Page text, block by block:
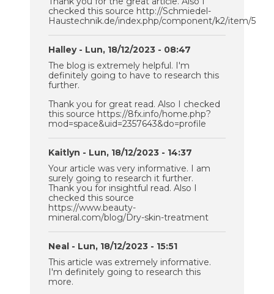
checked this source http://Schmiedel-
Haustechnik.de/index.php/component/k2/item/5
Halley- Lun, 18/12/2023 - 08:47
The blog is extremely helpful. I'm
definitely going to have to research this
further.
Thank you for great read. Also I checked
this source https://8fx.info/home.php?
mod=space&uid=2357643&do=profile
Kaitlyn - Lun, 18/12/2023 - 14:37
Your article was very informative. I am
surely going to research it further.
Thank you for insightful read. Also I
checked this source
https://www.beauty-
mineral.com/blog/Dry-skin-treatment
Neal - Lun, 18/12/2023 - 15:51
This article was extremely informative.
I'm definitely going to research this
more.